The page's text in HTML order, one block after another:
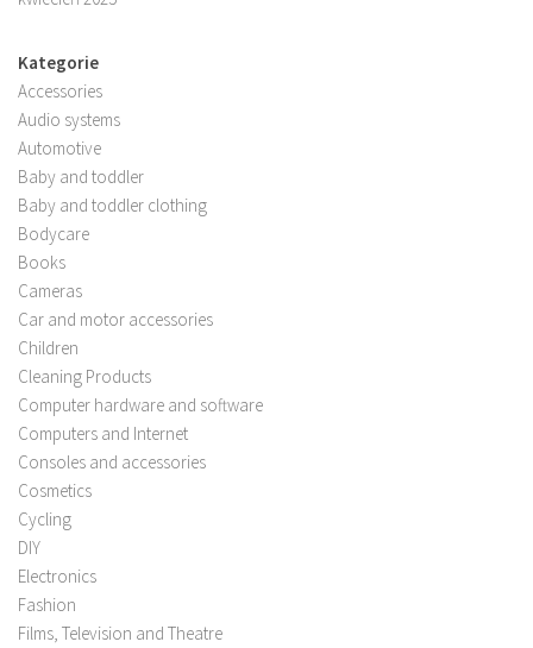
Kategorie
Accessories
Audio systems
Automotive
Baby and toddler
Baby and toddler clothing
Bodycare
Books
Cameras
Car and motor accessories
Children
Cleaning Products
Computer hardware and software
Computers and Internet
Consoles and accessories
Cosmetics
Cycling
DIY
Electronics
Fashion
Films, Television and Theatre